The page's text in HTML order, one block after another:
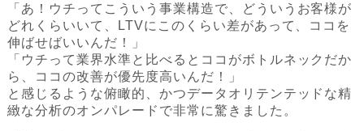
「あ！ウチってこういう事業構造で、どういうお客様が
どれくらいいて、LTVにこのくらい差があって、ココを
伸ばせばいいんだ！」
「ウチって業界水準と比べるとココがボトルネックだか
ら、ココの改善が優先度高いんだ！」
と感じるような俯瞰的、かつデータオリテンテッドな精
緻な分析のオンパレードで非常に驚きました。